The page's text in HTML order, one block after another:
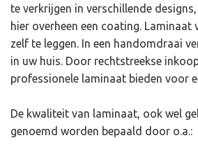
te verkrijgen in verschillende
hier overheen een coating. Laminaat
zelf te leggen. In een handomdraai
in uw huis. Door rechtstreekse
professionele laminaat bieden voor
De kwaliteit van laminaat, ook wel
genoemd worden bepaald door o.a.: